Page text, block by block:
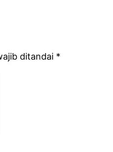
ditandai *